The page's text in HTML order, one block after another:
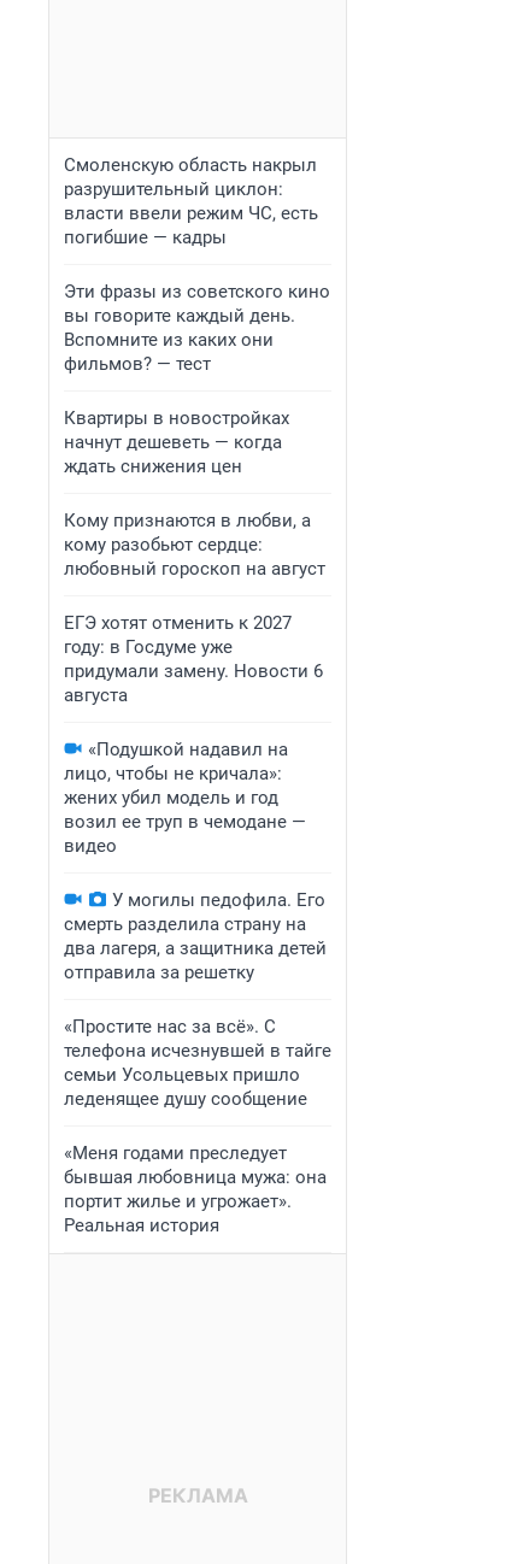
Смоленскую область накрыл
разрушительный циклон:
власти ввели режим ЧС, есть
погибшие — кадры
Эти фразы из советского кино
вы говорите каждый день.
Вспомните из каких они
фильмов? — тест
Квартиры в новостройках
начнут дешеветь — когда
ждать снижения цен
Кому признаются в любви, а
кому разобьют сердце:
любовный гороскоп на август
ЕГЭ хотят отменить к 2027
году: в Госдуме уже
придумали замену. Новости 6
августа
«Подушкой надавил на
лицо, чтобы не кричала»:
жених убил модель и год
возил ее труп в чемодане —
видео
У могилы педофила. Его
смерть разделила страну на
два лагеря, а защитника детей
отправила за решетку
«Простите нас за всё». С
телефона исчезнувшей в тайге
семьи Усольцевых пришло
леденящее душу сообщение
«Меня годами преследует
бывшая любовница мужа: она
портит жилье и угрожает».
Реальная история